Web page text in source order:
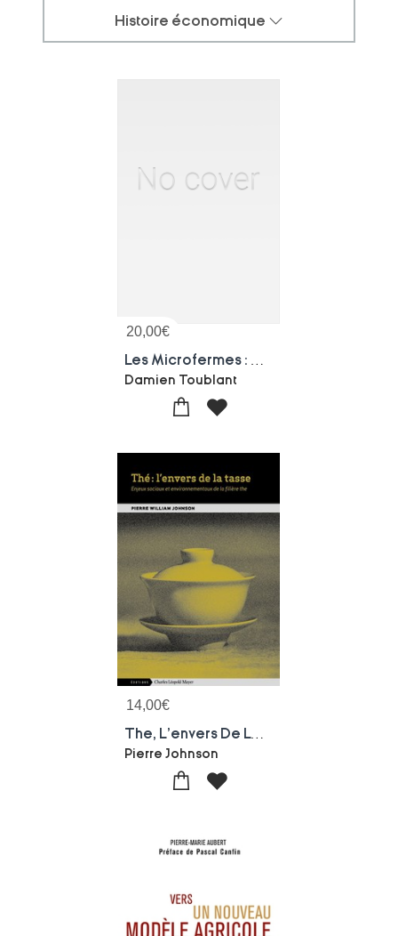
Histoire économique
20,00€
Damien Toublant
14,00€
The, L'envers De La Tasse : Enjeux Sociaux Et Environnementaux De La Filiere The
Pierre Johnson